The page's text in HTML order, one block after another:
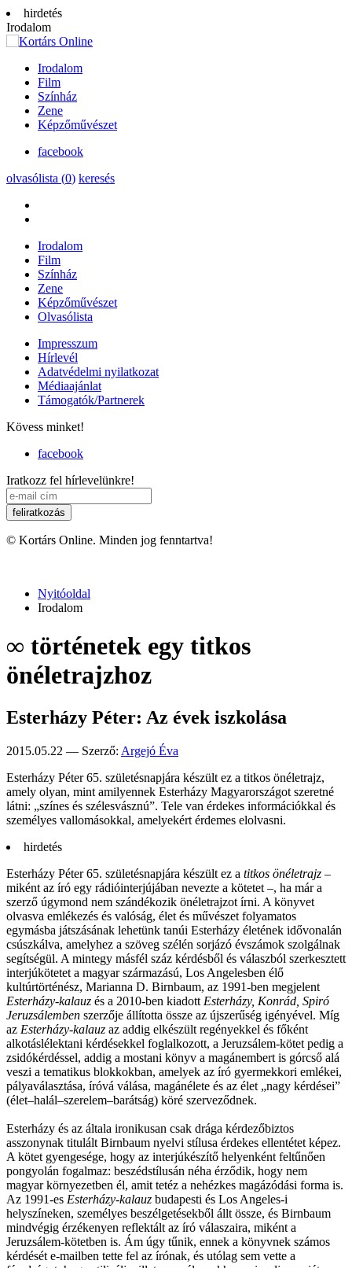
hirdetés
Irodalom
Irodalom
Film
Színház
Zene
Képzőművészet
facebook
olvasólista (0) keresés
Irodalom
Film
Színház
Zene
Képzőművészet
Olvasólista
Impresszum
Hírlevél
Adatvédelmi nyilatkozat
Médiaajánlat
Támogatók/Partnerek
Kövess minket!
facebook
Iratkozz fel hírlevelünkre!
© Kortárs Online. Minden jog fenntartva!
Nyitóoldal
Irodalom
∞ történetek egy titkos
önéletrajzhoz
Esterházy Péter: Az évek iszkolása
2015.05.22 — Szerző: Argejó Éva
Esterházy Péter 65. szü­letés­napjára készült ez a titkos önélet­rajz,
amely olyan, mint amilyen­nek Ester­házy Magyar­orszá­got szeretné
látni: „színes és széles­vásznú”. Tele van érde­kes infor­mációk­kal és
szemé­lyes vallo­mások­kal, amelye­kért érde­mes elolvasni.
hirdetés
Esterházy Péter 65. születésnapjára készült ez a titkos önéletrajz –
miként az író egy rádióinterjújában nevezte a kötetet –, ha már a
szerző úgymond nem szándékozik önéletrajzot írni. A könyvet
olvasva emlékezés és valóság, élet és művészet folyamatos
egymásba játszásának lehetünk tanúi Esterházy életének idővonalán
csúszkálva, amelyhez a szöveg szélén sorjázó évszámok szolgálnak
segítségül. A mintegy másfél száz kérdésből és válaszból szerkesztett
interjúkötetet a magyar származású, Los Angelesben élő
kultúrtörténész, Marianna D. Birnbaum, az 1991-ben megjelent
Esterházy-kalauz és a 2010-ben kiadott Esterházy, Konrád, Spiró
Jeruzsálemben szerzője állította össze az újszerűség igényével. Míg
az Esterházy-kalauz az addig elkészült regényekkel és főként
alkotáslélektani kérdésekkel foglalkozott, a Jeruzsálem-kötet pedig a
zsidókérdéssel, addig a mostani könyv a magánembert is górcső alá
veszi a tematikus blokkokban, amelyek az író gyermekkori emlékei,
pályaválasztása, íróvá válása, magánélete és az élet „nagy kérdései”
(élet–halál–szerelem–barátság) köré szerveződnek.
Esterházy és az általa ironikusan csak drága kérdezőbiztos
asszonynak titulált Birnbaum nyelvi stílusa érdekes ellentétet képez.
A kötet gyengesége, hogy az interjúkészítő helyenként feltűnően
pongyolán fogalmaz: beszédstílusán néha érződik, hogy nem
magyar környezetben él, amit tetéz a nehézkes magázódási forma is.
Az 1991-es Esterházy-kalauz budapesti és Los Angeles-i
helyszíneken, személyes beszélgetésekből állt össze, és Birnbaum
mindvégig érzékenyen reflektált az író válaszaira, miként a
Jeruzsálem-kötetben is. Ám úgy tűnik, ennek a könyvnek számos
kérdését e-mailben tette fel az írónak, és utólag sem vette a